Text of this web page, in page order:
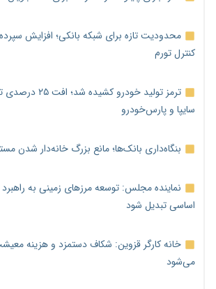
محدودیت تازه برای شبکه بانکی؛ افزایش
کنترل تورم
ترمز تولید خودرو
سایپا و پارس‌خودرو
بنگاه‌داری بانک‌ها؛ مانع بزرگ خانه‌دار شدن
نماینده مجلس: توسعه مرزهای زمینی به راهبرد
اساسی تبدیل شود
خانه کارگر قزوین: شکاف دستمزد و هزینه
می‌شود